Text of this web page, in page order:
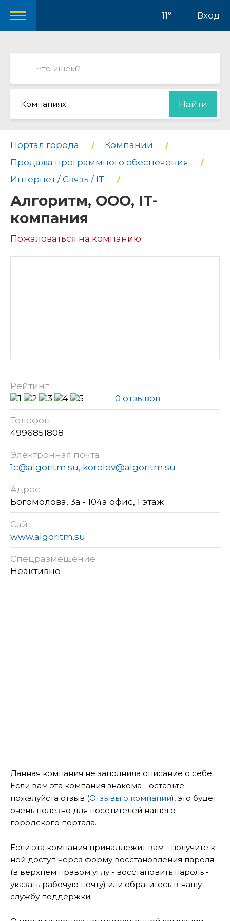
11° Вход
Компаниях Найти
Портал города
Компании
Продажа программного обеспечения
Интернет / Связь / IT
Алгоритм, ООО, IT-
компания
Пожаловаться на компанию
Рейтинг
0 отзывов
Телефон
4996851808
Электронная почта
1c@algoritm.su, korolev@algoritm.su
Адрес
Богомолова, 3а - 104а офис, 1 этаж
Сайт
www.algoritm.su
Спецразмещение
Неактивно
Данная компания не заполнила описание о себе.
Если вам эта компания знакома - оставьте
пожалуйста отзыв (Отзывы о компании), это будет
очень полезно для посетителей нашего
городского портала.
Если эта компания принадлежит вам - получите к
ней доступ через форму восстановления пароля
(в верхнем правом углу - восстановить пароль -
указать рабочую почту) или обратитесь в нашу
службу поддержки.